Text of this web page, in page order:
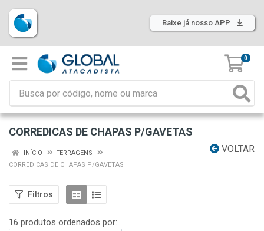
Baixe já nosso APP
0
CORREDICAS DE CHAPAS P/GAVETAS
VOLTAR
INÍCIO
FERRAGENS
CORREDICAS DE CHAPAS P/GAVETAS
Filtros
16 produtos ordenados por: